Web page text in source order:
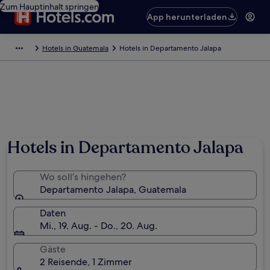
Zum Hauptinhalt springen
App herunterladen
Hotels in Guatemala Hotels in Departamento Jalapa
Hotels in Departamento Jalapa
Wo soll’s hingehen?
Departamento Jalapa, Guatemala
Daten
Mi., 19. Aug. - Do., 20. Aug.
Gäste
2 Reisende, 1 Zimmer